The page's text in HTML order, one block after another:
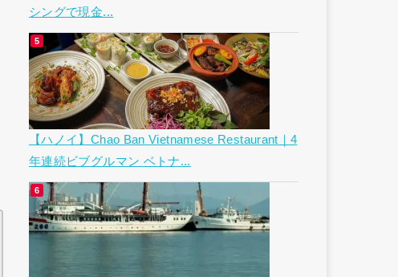
シングで現金...
【ハノイ】Chao Ban Vietnamese Restaurant｜4
年連続ビブグルマン ベトナ...